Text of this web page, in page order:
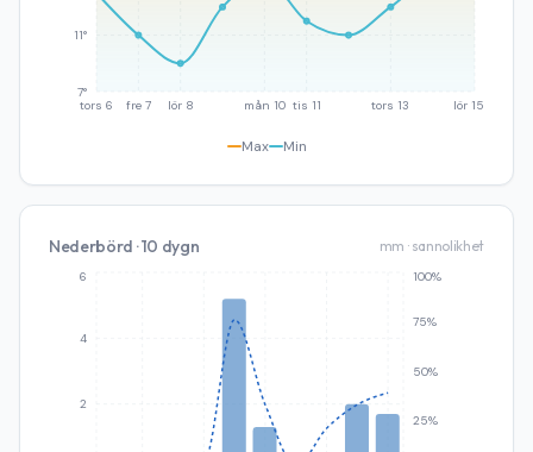
tors 6 fre 7 lör 8 mån 10 tis 11 tors 13 lör 15
7°
11°
Max Min
Nederbörd · 10 dygn mm · sannolikhet
2
4
6
25%
50%
75%
100%